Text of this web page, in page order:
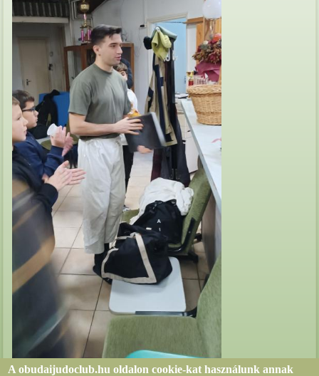
A obudaijudoclub.hu oldalon cookie-kat használunk annak